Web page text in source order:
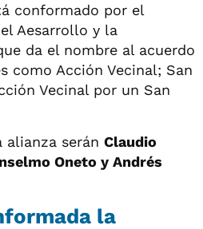
conformado por el
Aesarrollo y la
da el nombre al acuerdo
como Acción Vecinal; San
Vecinal por un San
alianza serán Claudio
Oneto y Andrés
la